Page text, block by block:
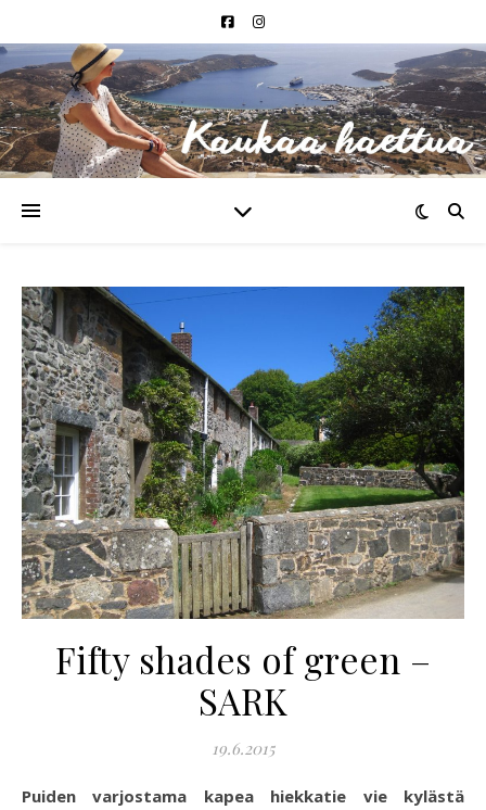
Fifty shades of green –
SARK
19.6.2015
Puiden varjostama kapea hiekkatie vie kylästä